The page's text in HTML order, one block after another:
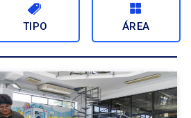
TIPO ÁREA